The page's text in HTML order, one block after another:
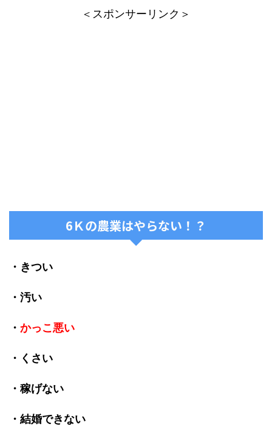
＜スポンサーリンク＞
6Ｋの農業はやらない！？
・きつい
・汚い
・ かっこ悪い
・くさい
・稼げない
・結婚できない